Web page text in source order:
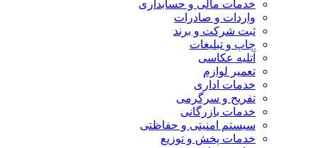
خدمات مالی و حسابداری
واردات و صادرات
ثبت شرکت و برند
چاپ و تبلیغات
آتلیه عکاسی
تعمیر لوازم
خدمات اداری
تفریح و سرگرمی
خدمات بازرگانی
سیستم امنیتی و حفاظتی
خدمات پخش و توزیع